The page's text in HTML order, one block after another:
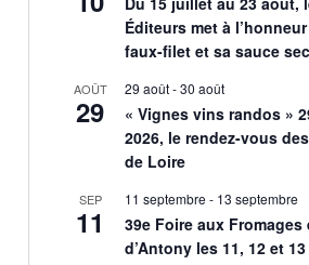
Éditeurs met à
faux-filet et sa sauce
AOÛT
29
29 août-30 août
« Vignes vins randos »
2026, le rendez-vous
de Loire
SEP
11
11 septembre - 13 septembre
39e Foire aux
d’Antony les 11, 12 et